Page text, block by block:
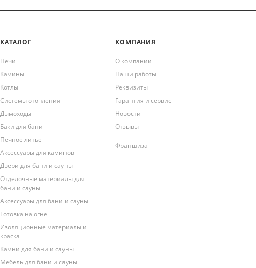
КАТАЛОГ
Печи
Камины
Котлы
Системы отопления
Дымоходы
Баки для бани
Печное литье
Аксессуары для каминов
Двери для бани и сауны
Отделочные материалы для
бани и сауны
Аксессуары для бани и сауны
Готовка на огне
Изоляционные материалы и
краска
Камни для бани и сауны
Мебель для бани и сауны
КОМПАНИЯ
О компании
Наши работы
Реквизиты
Гарантия и сервис
Новости
Отзывы
Франшиза